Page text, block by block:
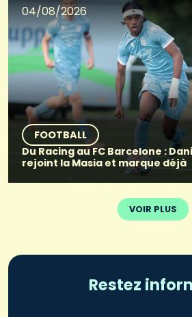
04/08/2026
FOOTBALL
Du Racing au FC Barcelone :
rejoint la Masia et marque déjà
VOIR PLUS
Restez